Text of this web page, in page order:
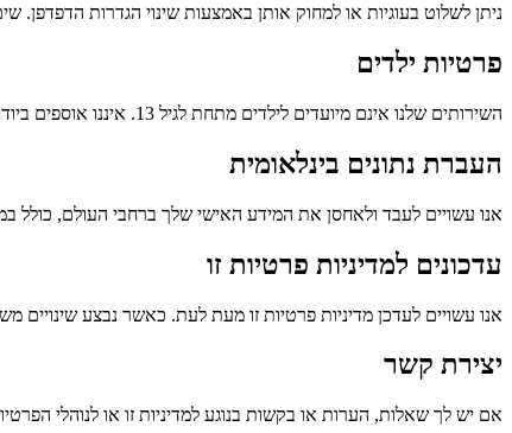
ניתן לשלוט בעוגיות או למחוק אותן באמצעות שינוי הגדרות
פרטיות ילדים
השירותים שלנו אינם מיועדים לילדים מתחת לגיל 13. איננו אוספים ביודעין מידע אישי מילדים מתחת לגיל 13. אם גילית שאנו עשויים לאסוף מידע אישי מילד מתחת לגיל 13, אנא צור קשר ואנו נפעל למחוק את המידע בהקדם.
העברת נתונים בינלאומית
אנו עשויים לעבד ולאחסן את המידע האישי שלך ברחבי העולם, כולל
עדכונים למדיניות פרטיות זו
אנו עשויים לעדכן מדיניות פרטיות זו מעת לעת. כאשר נבצע
יצירת קשר
אם יש לך שאלות, הערות או בקשות בנוגע למדיניות זו או לנוהלי